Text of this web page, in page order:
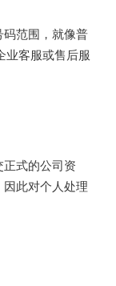
范围，就像普
业客服或售后服
式的公司资
此对个人处理